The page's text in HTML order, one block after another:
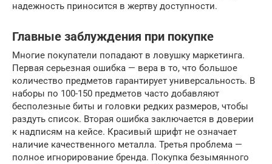
надежность приносится в жертву доступности.
Главные заблуждения при покупке
Многие покупатели попадают в ловушку маркетинга.
Первая серьезная ошибка — вера в то, что большое
количество предметов гарантирует универсальность. В
наборы по 100-150 предметов часто добавляют
бесполезные биты и головки редких размеров, чтобы
раздуть список. Вторая ошибка заключается в доверии
к надписям на кейсе. Красивый шрифт не означает
наличие качественного металла. Третья проблема —
полное игнорирование бренда. Покупка безымянного